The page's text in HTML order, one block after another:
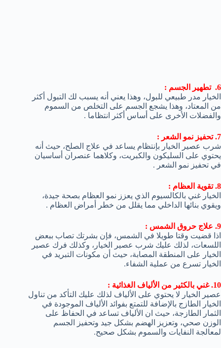
6. تطهير الجسم :
الخيار مدر طبيعي للبول، وهذا يعني أنه يسبب لك التبول أكثر
من المعتاد، وهذا يشجع الجسم على التخلص من السموم
والفضلات الأخرى على أساس أكثر انتظاما .
7. تحفيز نمو الشعر :
شرب عصير الخيار بإنتظام يساعد في علاج الصلح، حيث أنه
يحتوي على السليكون والكبريت، وكلاهما عنصران أساسيان
في تحفيز نمو الشعر .
8. تقوية العظام :
الخيار غني بالكالسيوم الذي يعزز نمو العظام بصحة جيدة،
ويقوي بنائها الداخلي مما يقلل من خطر أمراض العظام .
9. علاج حروق الشمس :
اذا قضيت وقتا طويلا في الشمس، فإن بشرتك تصاب ببعض
اللسعات، لذلك عليك شرب عصير الخيار، وكذلك فرك عصير
الخيار على المنطقة المصابة، حيث أن مكونات التبريد في
الخيار تسرع من عملية الشفاء.
10. غني بالكثير من الألياف الغذائية :
عصير الخيار لا يحتوي على الألياف لذلك عليك التأكد من تناول
الخيار الطازج بالإضافة للتمتع بفوائد الألياف الموجودة في
الثمار الطازجة، حيث ان الألياف تساعد في الحفاظ على
الوزن صحي، وتعزيز الهضم بشكل جيد وتحفيز الجسم
لمعالجة النفايات والسموم بشكل صحيح.